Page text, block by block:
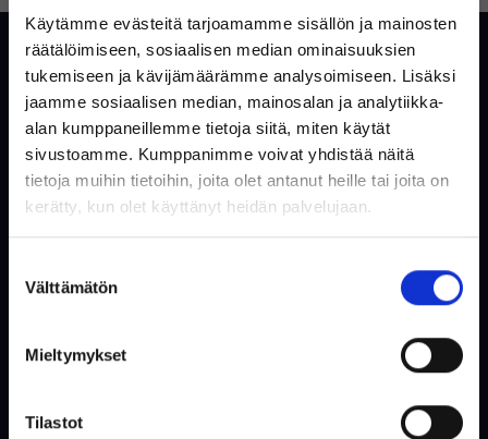
Käytämme evästeitä tarjoamamme sisällön ja mainosten
räätälöimiseen, sosiaalisen median ominaisuuksien
tukemiseen ja kävijämäärämme analysoimiseen. Lisäksi
jaamme sosiaalisen median, mainosalan ja analytiikka-
alan kumppaneillemme tietoja siitä, miten käytät
sivustoamme. Kumppanimme voivat yhdistää näitä
tietoja muihin tietoihin, joita olet antanut heille tai joita on
kerätty, kun olet käyttänyt heidän palvelujaan.
valinta
Välttämätön
Mieltymykset
Tilastot
Asiakaspalvelu
Yleisiä kysymyksiä ja vastauksia
Ota yhteyttä
Verkkokauppa
Tietoa meistä
Ostoehdot
Evästeet & Tietosuojakäytäntö
Tervetuloa Inregon verkkokauppaan!